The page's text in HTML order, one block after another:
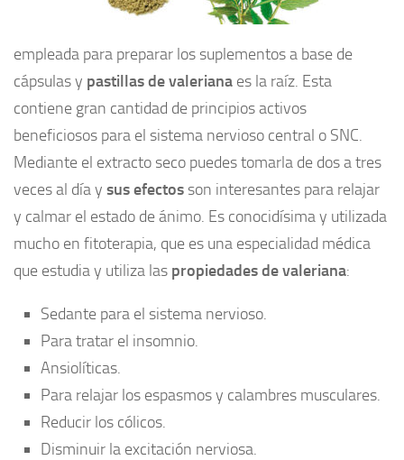
empleada para preparar los suplementos a base de
cápsulas y pastillas de valeriana es la raíz. Esta
contiene gran cantidad de principios activos
beneficiosos para el sistema nervioso central o SNC.
Mediante el extracto seco puedes tomarla de dos a tres
veces al día y sus efectos son interesantes para relajar
y calmar el estado de ánimo. Es conocidísima y utilizada
mucho en fitoterapia, que es una especialidad médica
que estudia y utiliza las propiedades de valeriana:
Sedante para el sistema nervioso.
Para tratar el insomnio.
Ansiolíticas.
Para relajar los espasmos y calambres musculares.
Reducir los cólicos.
Disminuir la excitación nerviosa.